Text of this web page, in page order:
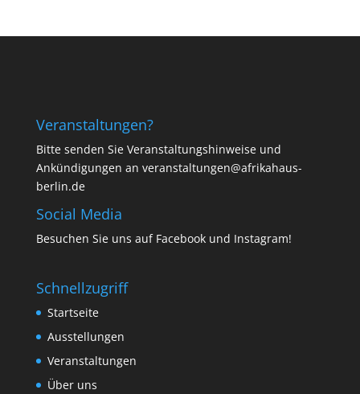
Veranstaltungen?
Bitte senden Sie Veranstaltungshinweise und
Ankündigungen an veranstaltungen@afrikahaus-
berlin.de
Social Media
Besuchen Sie uns auf Facebookund Instagram!
Schnellzugriff
Startseite
Ausstellungen
Veranstaltungen
Über uns